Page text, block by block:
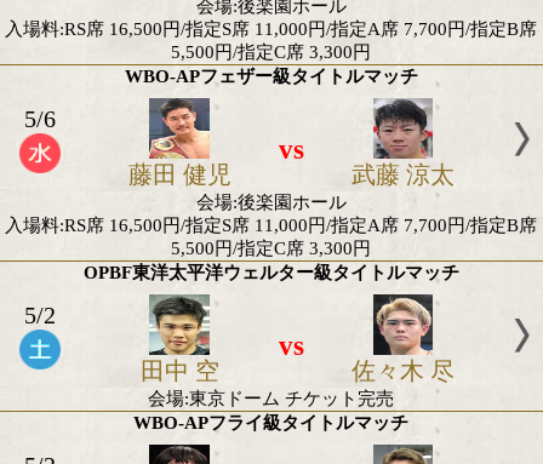
5/12
岡 聖
vs
キム ウーヒ
会場:後楽園ホール
入場料:SRS席22,000円/指定S席16,500円/指定A席
8,800円/指定C席6,600円
OPBF東洋太平洋Sライト級タイトルマッチ
堀池 空希
vs
レイモンド
会場:後楽園ホール
入場料:RS席 16,500円/指定S席 11,000円/指定A席
5,500円/指定C席 3,300円